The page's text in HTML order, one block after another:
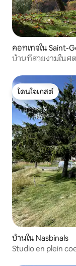
คอทเทจใน Saint-
บ้านที่สวยงามในศ
โดนใจเกสต์
โดนใจเกสต์
บ้านใน Nasbinals
Studio en plein